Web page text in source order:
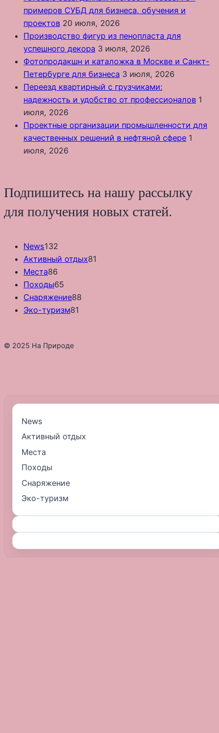
примеров СУБД для бизнеса, обучения и
проектов 20 июля, 2026
Производство фигур из пенопласта для
успешного декора 3 июля, 2026
Фотопродакшн и каталожка в Москве и Санкт-
Петербурге для бизнеса 3 июля, 2026
Переезд квартирный с грузчиками:
надежность и удобство от профессионалов 1
июля, 2026
Проектные организации промышленности для
качественных решений в нефтяной сфере 1
июля, 2026
Подпишитесь на нашу рассылку
для получения новых статей.
News132
Активный отдых81
Места86
Походы65
Снаряжение88
Эко-туризм81
© 2025 На Природе
News
Активный отдых
Места
Походы
Снаряжение
Эко-туризм